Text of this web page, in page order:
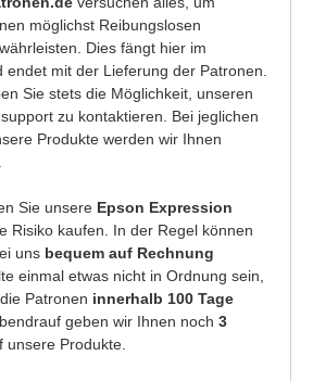
möglichst Reibungslosen
Dies fängt hier im
endet mit der Lieferung der Patronen.
Sie stets die Möglichkeit, unseren
zu kontaktieren. Bei jeglichen
Produkte werden wir Ihnen
Sie unsere Epson Expression
Risiko kaufen. In der Regel können
uns bequem auf Rechnung
einmal etwas nicht in Ordnung sein,
Patronen innerhalb 100 Tage
geben wir Ihnen noch 3
unsere Produkte.